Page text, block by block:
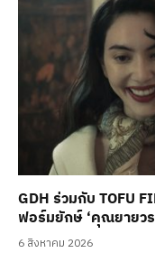
GDH ร่วมกับ TOFU
ฟอร์มยักษ์ ‘คุณยายว
6 สิงหาคม 2026